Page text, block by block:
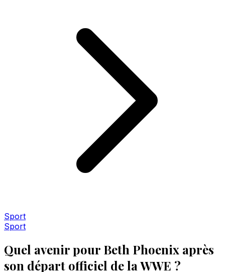
Sport
Sport
Quel avenir pour Beth Phoenix après
son départ officiel de la WWE ?